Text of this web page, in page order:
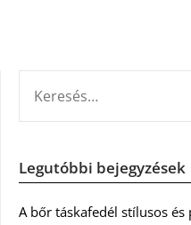
Legutóbbi bejegyzések
A bőr táskafedél stílusos és